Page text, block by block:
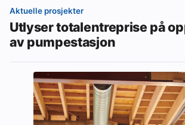
Aktuelle prosjekter
Utlyser totalentreprise på
av pumpestasjon